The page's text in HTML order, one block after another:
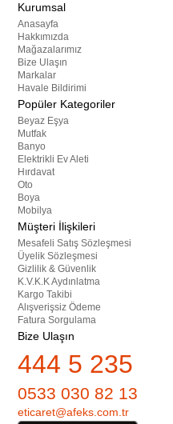
Kurumsal
Anasayfa
Hakkımızda
Mağazalarımız
Bize Ulaşın
Markalar
Havale Bildirimi
Popüler Kategoriler
Beyaz Eşya
Mutfak
Banyo
Elektrikli Ev Aleti
Hırdavat
Oto
Boya
Mobilya
Müşteri İlişkileri
Mesafeli Satış Sözleşmesi
Üyelik Sözleşmesi
Gizlilik & Güvenlik
K.V.K.K Aydınlatma
Kargo Takibi
Alışverişsiz Ödeme
Fatura Sorgulama
Bize Ulaşın
444 5 235
0533 030 82 13
eticaret@afeks.com.tr